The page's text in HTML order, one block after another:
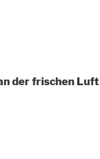
der frischen Luft